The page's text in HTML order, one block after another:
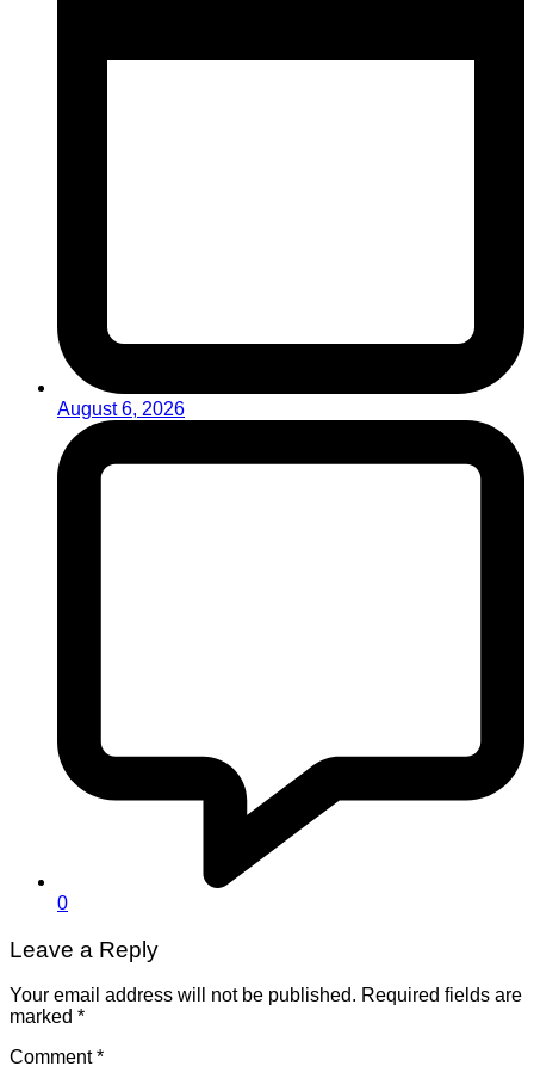
August 6, 2026
0
Leave a Reply
Your email address will not be published. Required fields are
marked *
Comment*